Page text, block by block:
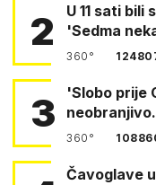
2
U 11 sati bili su pred Kninom.
'Sedma
360°
3
'Slobo prije
360°
Čavoglave